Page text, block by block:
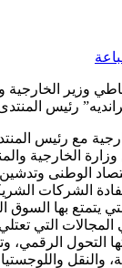
رئيس
مع رئيس
الخارجية
الوطنى
الشركات
يتمتع بها
التي
التحول الرقمي،
والنقل